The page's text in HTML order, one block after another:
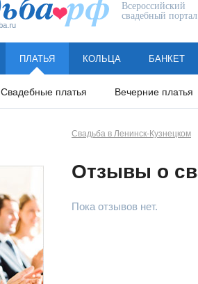
Всероссийский
свадебный портал
ПЛАТЬЯ
Свадебные платья Вечерние платья
КОЛЬЦА БАНКЕТ
Свадьба в Ленинск-Кузнецком
Отзывы о
Пока отзывов нет.